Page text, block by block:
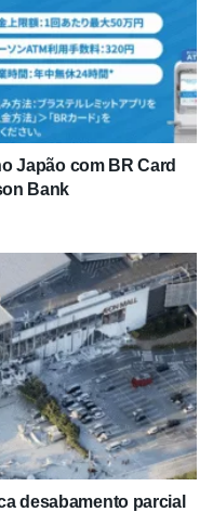
Japão com BR Card
Bank
desabamento parcial